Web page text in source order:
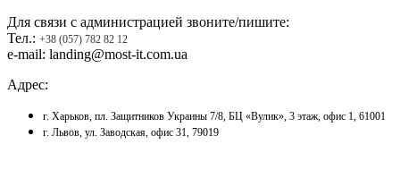
Для связи с администрацией звоните/пишите:
Тел.: +38 (057) 782 82 12
e-mail: landing@most-it.com.ua
Адрес:
г. Харьков, пл. Защитников Украины 7/8, БЦ «Вулик», 3 этаж, офис 1, 61001
г. Львов, ул. Заводская, офис 31, 79019